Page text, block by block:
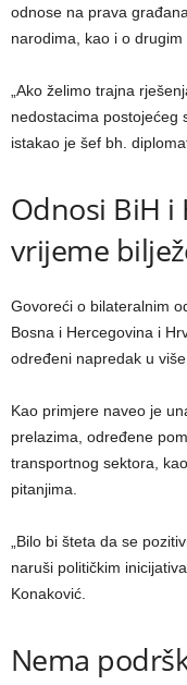
odnose na prava
narodima, kao i o
„Ako želimo trajna
nedostacima postojećeg
istakao je šef bh.
Odnosi BiH
vrijeme
Govoreći o bilateralnim
Bosna i Hercegovina i
određeni napredak u
Kao primjere naveo je
prelazima, određene
transportnog sektora,
pitanjima.
„Bilo bi šteta da se
naruši političkim
Konaković.
Nema